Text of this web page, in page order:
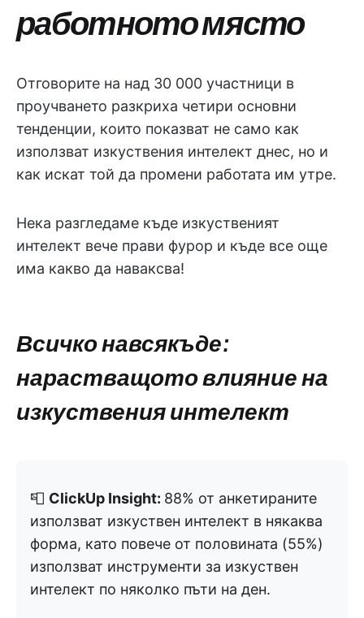
работното място
Отговорите на над 30 000 участници в
проучването разкриха четири основни
тенденции, които показват не само как
използват изкуствения интелект днес, но и
как искат той да промени работата им утре.
Нека разгледаме къде изкуственият
интелект вече прави фурор и къде все още
има какво да наваксва!
Всичко навсякъде:
нарастващото влияние на
изкуствения интелект
📮 ClickUp Insight: 88% от анкетираните
използват изкуствен интелект в някаква
форма, като повече от половината (55%)
използват инструменти за изкуствен
интелект по няколко пъти на ден.